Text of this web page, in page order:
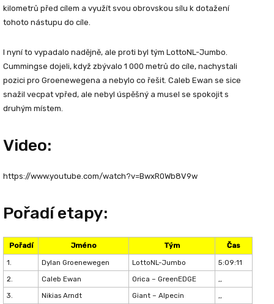
kilometrů před cílem a využít svou obrovskou sílu k dotažení
tohoto nástupu do cíle.
I nyní to vypadalo nadějně, ale proti byl tým LottoNL-Jumbo.
Cummingse dojeli, když zbývalo 1 000 metrů do cíle, nachystali
pozici pro Groenewegena a nebylo co řešit. Caleb Ewan se sice
snažil vecpat vpřed, ale nebyl úspěšný a musel se spokojit s
druhým místem.
Video:
https://www.youtube.com/watch?v=BwxR0Wb8V9w
Pořadí etapy:
Pořadí Jméno Tým
Čas
1.
Dylan Groenewegen LottoNL-Jumbo
5:09:11
2.
Caleb Ewan Orica – GreenEDGE
,,
3.
Nikias Arndt Giant – Alpecin
,,